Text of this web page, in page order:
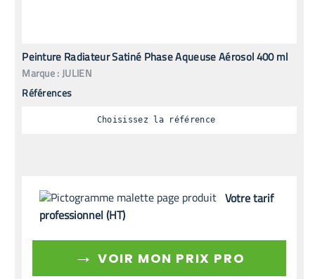
Peinture Radiateur Satiné Phase Aqueuse Aérosol 400 ml
Marque :JULIEN
Références
Choisissez la référence
Votre tarif
professionnel (HT)
→ VOIR MON PRIX PRO